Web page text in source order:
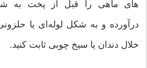
های ماهی را قبل از پخت به
درآورده و به شكل لوله‌ای يا
خلال دندان يا سيخ چوبی ثابت كنيد.